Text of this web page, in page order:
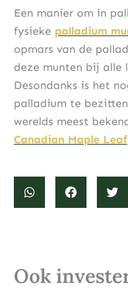
Een manier om in
fysieke palladium
opmars van de
deze munten bij alle
Desondanks is het
palladium te bezitten
werelds meest
Canadian Maple Leaf
Ook